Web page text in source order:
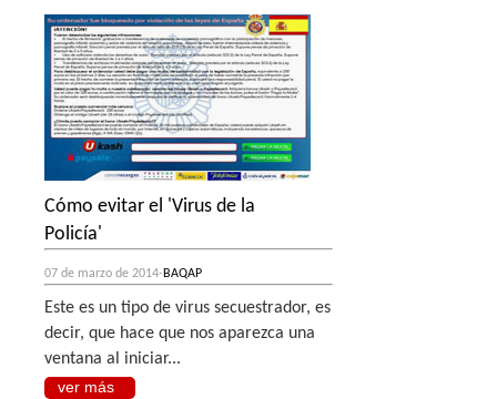
Cómo evitar el 'Virus de la
Policía'
07 de marzo de 2014- BAQAP
Este es un tipo de virus secuestrador, es
decir, que hace que nos aparezca una
ventana al iniciar...
ver más